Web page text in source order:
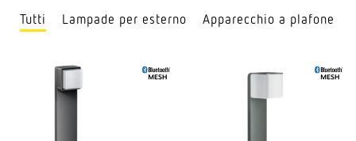
Tutti Lampade per esterno Appa­recchio a plafone